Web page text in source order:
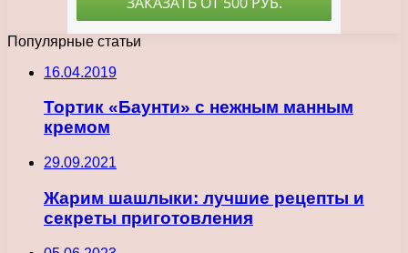
Популярные статьи
16.04.2019
Тортик «Баунти» с нежным манным
кремом
29.09.2021
Жарим шашлыки: лучшие рецепты и
секреты приготовления